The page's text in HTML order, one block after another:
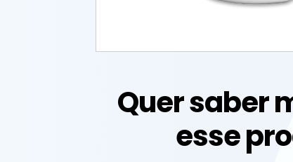
Quer saber
esse